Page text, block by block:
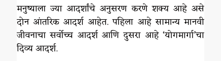
मनुष्याला ज्या आदर्शांचे अनुसरण करणे शक्य आहे असे
दोन आंतरिक आदर्श आहेत. पहिला आहे सामान्य मानवी
जीवनाचा सर्वोच्च आदर्श आणि दुसरा आहे ‘योगमार्गा’चा
दिव्य आदर्श.